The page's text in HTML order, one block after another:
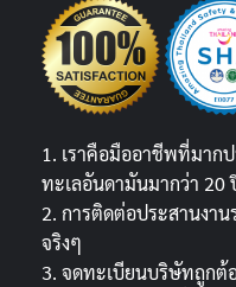
1. เราคือมืออาชีพที่มาก
ทะเลอันดามันมากว่า 20
2. การติดต่อประสานงาน
จริงๆ
3. จดทะเบียนบริษัทถูกต้